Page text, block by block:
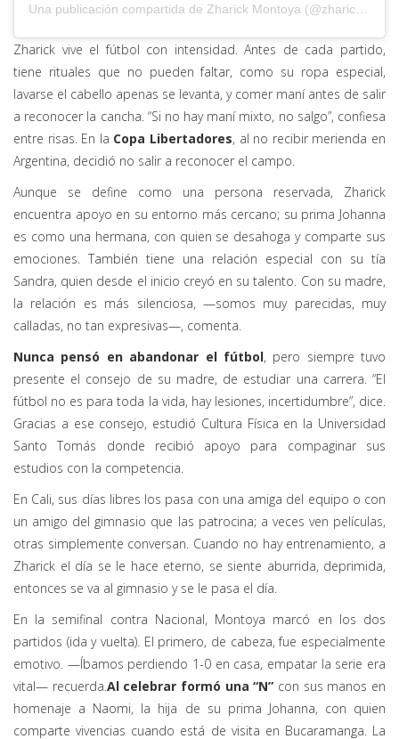
Una publicación compartida de Zharick Montoya (@zharickm23)
Zharick vive el fútbol con intensidad. Antes de cada partido,
tiene rituales que no pueden faltar, como su ropa especial,
lavarse el cabello apenas se levanta, y comer maní antes de salir
a reconocer la cancha. “Si no hay maní mixto, no salgo”, confiesa
entre risas. En la Copa Libertadores, al no recibir merienda en
Argentina, decidió no salir a reconocer el campo.
Aunque se define como una persona reservada, Zharick
encuentra apoyo en su entorno más cercano; su prima Johanna
es como una hermana, con quien se desahoga y comparte sus
emociones. También tiene una relación especial con su tía
Sandra, quien desde el inicio creyó en su talento. Con su madre,
la relación es más silenciosa, —somos muy parecidas, muy
calladas, no tan expresivas—, comenta.
Nunca pensó en abandonar el fútbol, pero siempre tuvo
presente el consejo de su madre, de estudiar una carrera. “El
fútbol no es para toda la vida, hay lesiones, incertidumbre”, dice.
Gracias a ese consejo, estudió Cultura Física en la Universidad
Santo Tomás donde recibió apoyo para compaginar sus
estudios con la competencia.
En Cali, sus días libres los pasa con una amiga del equipo o con
un amigo del gimnasio que las patrocina; a veces ven películas,
otras simplemente conversan. Cuando no hay entrenamiento, a
Zharick el día se le hace eterno, se siente aburrida, deprimida,
entonces se va al gimnasio y se le pasa el día.
En la semifinal contra Nacional, Montoya marcó en los dos
partidos (ida y vuelta). El primero, de cabeza, fue especialmente
emotivo. —Íbamos perdiendo 1-0 en casa, empatar la serie era
vital— recuerda.Al celebrar formó una “N” con sus manos en
homenaje a Naomi, la hija de su prima Johanna, con quien
comparte vivencias cuando está de visita en Bucaramanga. La